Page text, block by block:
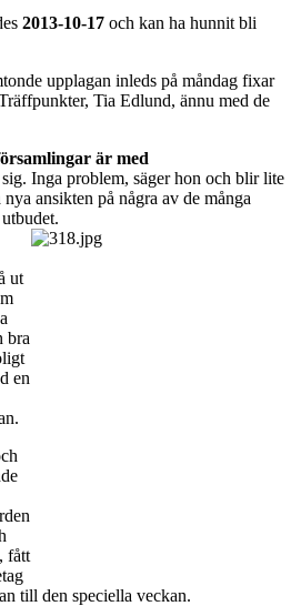
2013-10-17 och kan ha hunnit bli
upplagan inleds på måndag fixar
Tia Edlund, ännu med de
är med
Inga problem, säger hon och blir lite
ansikten på några av de många
ut
bra
en
fått
till den speciella veckan.